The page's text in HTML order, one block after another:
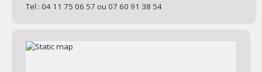
Tel : 04 11 75 06 57 ou 07 60 91 38 54